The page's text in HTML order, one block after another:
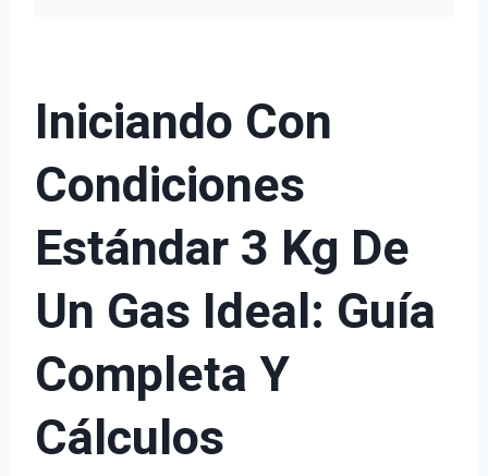
Iniciando Con
Condiciones
Estándar 3 Kg De
Un Gas Ideal: Guía
Completa Y
Cálculos